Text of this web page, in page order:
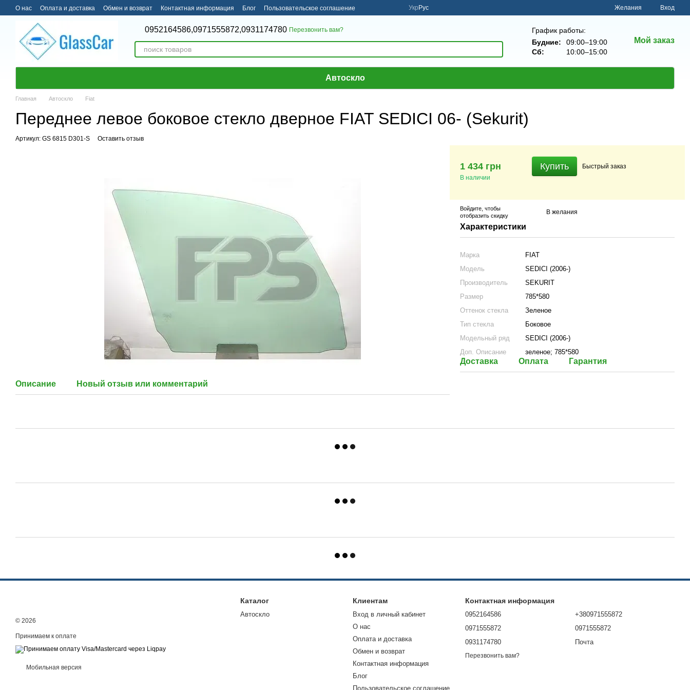
Перейти к основному контенту
О нас Оплата и доставка Обмен и возврат Контактная информация Блог Пользовательское соглашение Укр Рус Желания Вход
0952164586,0971555872,0931174780 Перезвонить вам?
График работы:
Будние:
09:00–19:00
Сб:
10:00–15:00
Мой заказ
Автоскло
Главная Автоскло Fiat
Переднее левое боковое стекло дверное FIAT SEDICI 06- (Sekurit)
Артикул: GS 6815 D301-S Оставить отзыв
Описание Новый отзыв или комментарий
1 434 грн
В наличии
Купить Быстрый заказ
Войдите , чтобы
отобразить скидку
В желания
Характеристики
Марка
FIAT
Модель
SEDICI (2006-)
Производитель
SEKURIT
Размер
785*580
Оттенок стекла
Зеленое
Тип стекла
Боковое
Модельный ряд
SEDICI (2006-)
Доп. Описание
зеленое; 785*580
Доставка Оплата Гарантия
© 2026
Принимаем к оплате
Мобильная версия
Каталог
Автоскло
Клиентам
Вход в личный кабинет
О нас
Оплата и доставка
Обмен и возврат
Контактная информация
Блог
Пользовательское соглашение
Контактная информация
0952164586
0971555872
0931174780
Перезвонить вам?
+380971555872
0971555872
Почта